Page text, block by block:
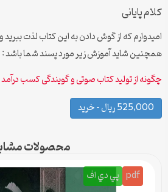
کلام پایانی
امیدوارم که از گوش دادن به این کتاب لذت ببرید و
همچنین شاید آموزش زیر مورد پسند شما باشد :
چگونه از تولید کتاب صوتی و گویندگی کسب
525,000 ریال – خرید
محصولات
pdf پي دي اف